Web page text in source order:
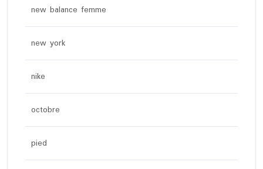
new balance femme
new york
nike
octobre
pied